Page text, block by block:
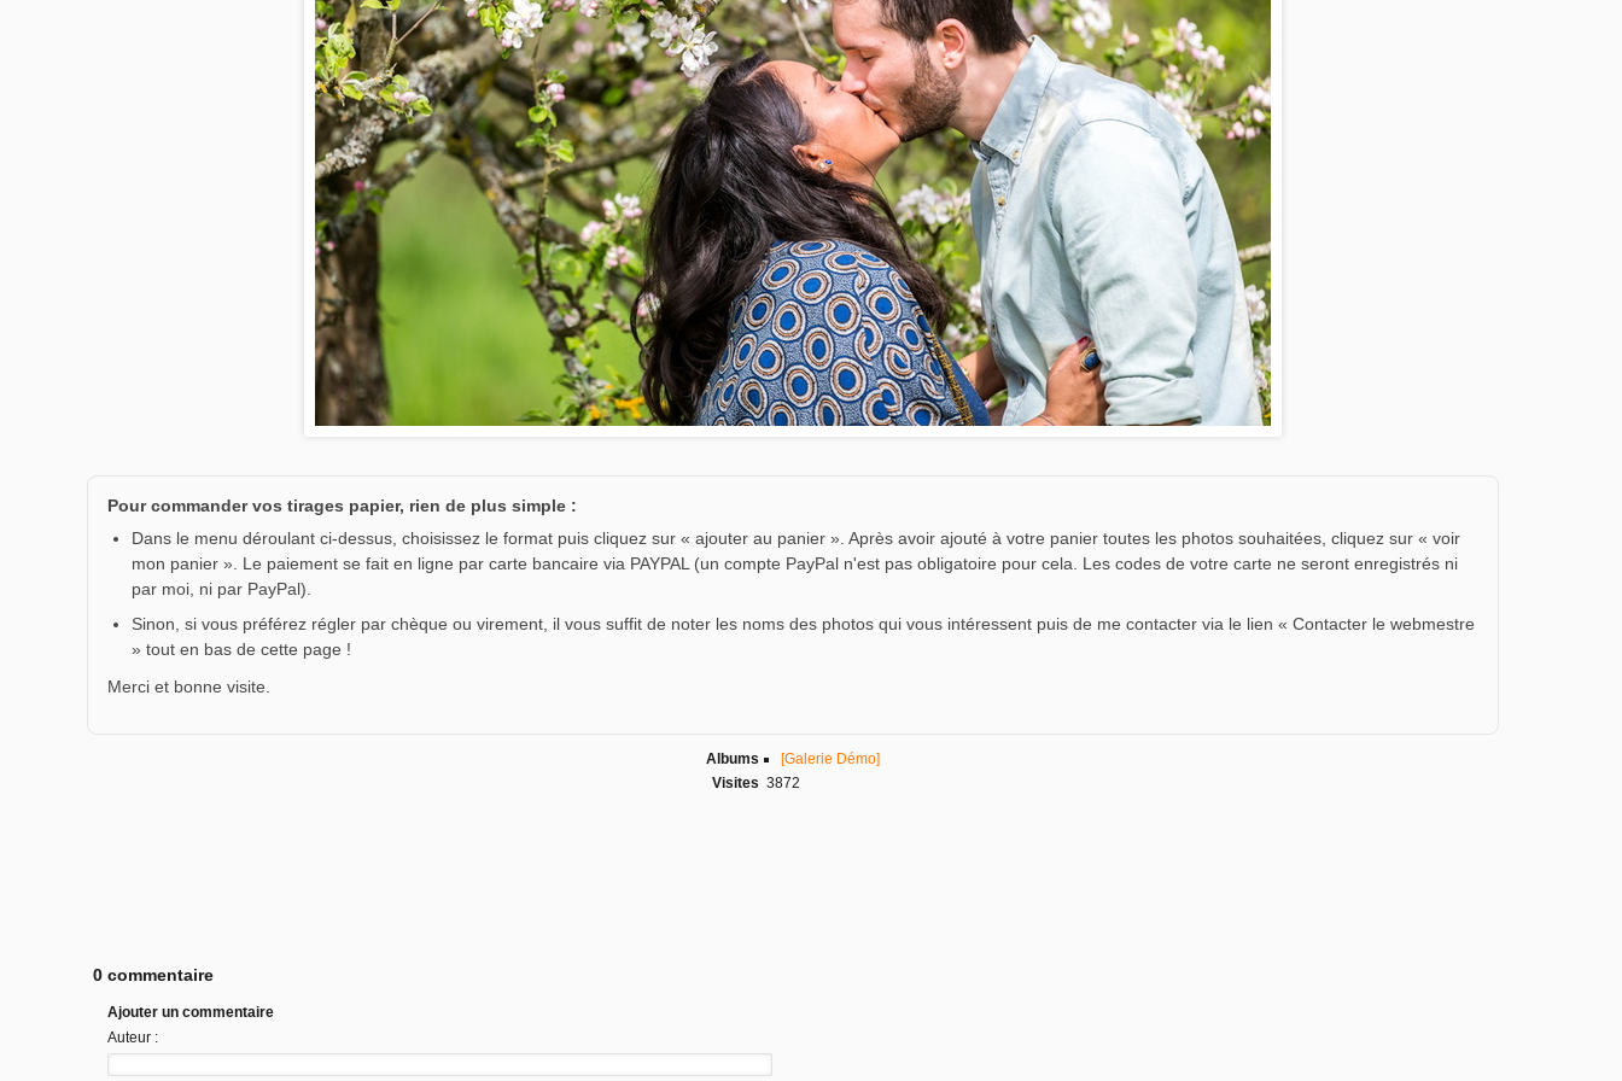
Pour commander vos tirages papier, rien de plus simple :
Dans le menu déroulant ci-dessus, choisissez le format puis cliquez sur « ajouter au panier ». Après avoir ajouté à votre panier toutes les photos souhaitées, cliquez sur « voir
mon panier ». Le paiement se fait en ligne par carte bancaire via PAYPAL (un compte PayPal n'est pas obligatoire pour cela. Les codes de votre carte ne seront enregistrés ni
par moi, ni par PayPal).
Sinon, si vous préférez régler par chèque ou virement, il vous suffit de noter les noms des photos qui vous intéressent puis de me contacter via le lien « Contacter le webmestre
» tout en bas de cette page !
Merci et bonne visite.
Albums
[Galerie Démo]
Visites 3872
0 commentaire
Ajouter un commentaire
Auteur :